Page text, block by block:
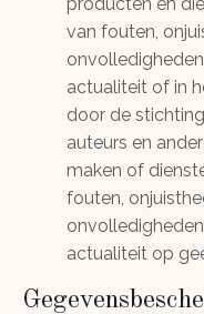
van fouten,
actualiteit of in
door de
auteurs en
maken of
fouten,
actualiteit op